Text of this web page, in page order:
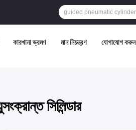
কারখানা ভ্রমণ মান নিয়ন্ত্রণ যোগাযোগ করুন
সিলিন্ডার